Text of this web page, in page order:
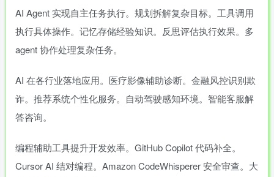
AI Agent 实现自主任务执行。规划拆解复杂目标。工具调用
执行具体操作。记忆存储经验知识。反思评估执行效果。多
agent 协作处理复杂任务。
AI 在各行业落地应用。医疗影像辅助诊断。金融风控识别欺
诈。推荐系统个性化服务。自动驾驶感知环境。智能客服解
答咨询。
编程辅助工具提升开发效率。GitHub Copilot 代码补全。
Cursor AI 结对编程。Amazon CodeWhisperer 安全审查。大